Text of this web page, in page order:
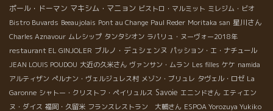
ポール・ドーマン マキシム・マニョン ビストロ・マルミット ミレジム・ビオ
Bistro Buvards Beeaujolais Pont au Change Paul Reder Moritaka san 星川さん
Charles Aznavour ムレシップ タンタシオン ラパリュ・ヌーヴォー2018年
restaurant EL GINJOLER ブルノ・デュシェンヌ パッション・エ・ナチュール
JEAN LOUIS POUDOU 大近の久米さん ヴァンサン・ムラン Les filles ケケ namida
アルティザン ぺルナン・ヴェルジュレス村 メゾン・ブリュレ タヴェル・ロゼ La
Garonne シャトー・クリストフ・ペイリュルス Savoie エニンドさん エティエン
ヌ・ダイス 福岡・久留米 フランスレストラン 大輔さん ESPOA Yorozuya Yukiko